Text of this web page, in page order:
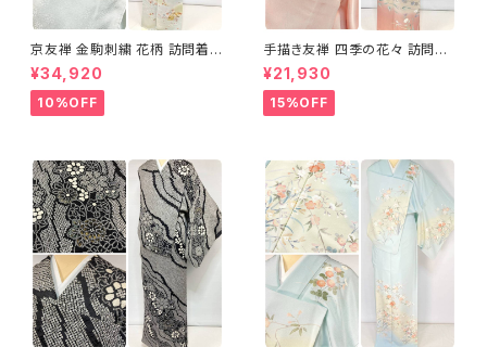
京友禅 金駒刺繍 花柄 訪問着
正絹 水色 黄緑 パステルカラー
アイスグリーン 1433
¥34,920
10%OFF
手描き友禅 四季の花々 訪問着
袷 正絹 サーモンピンク クリー
ム 白 桃花色 1434
¥21,930
15%OFF